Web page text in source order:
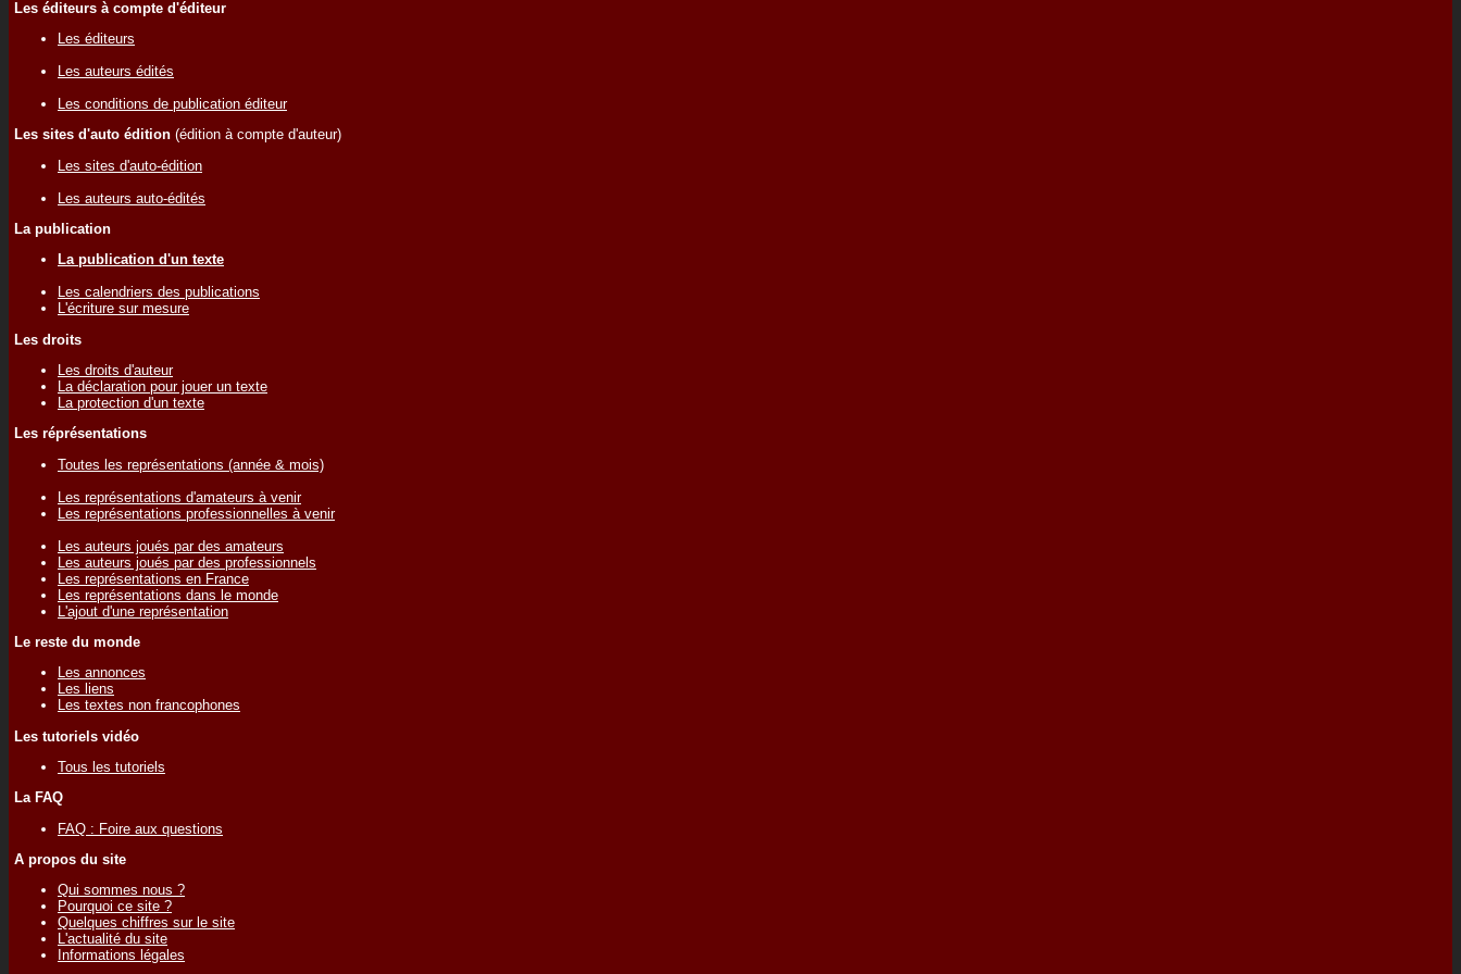
Les éditeurs à compte d'éditeur
Les éditeurs
Les auteurs édités
Les conditions de publication éditeur
Les sites d'auto édition (édition à compte d'auteur)
Les sites d'auto-édition
Les auteurs auto-édités
La publication
La publication d'un texte
Les calendriers des publications
L'écriture sur mesure
Les droits
Les droits d'auteur
La déclaration pour jouer un texte
La protection d'un texte
Les réprésentations
Toutes les représentations (année & mois)
Les représentations d'amateurs à venir
Les représentations professionnelles à venir
Les auteurs joués par des amateurs
Les auteurs joués par des professionnels
Les représentations en France
Les représentations dans le monde
L'ajout d'une représentation
Le reste du monde
Les annonces
Les liens
Les textes non francophones
Les tutoriels vidéo
Tous les tutoriels
La FAQ
FAQ : Foire aux questions
A propos du site
Qui sommes nous ?
Pourquoi ce site ?
Quelques chiffres sur le site
L'actualité du site
Informations légales